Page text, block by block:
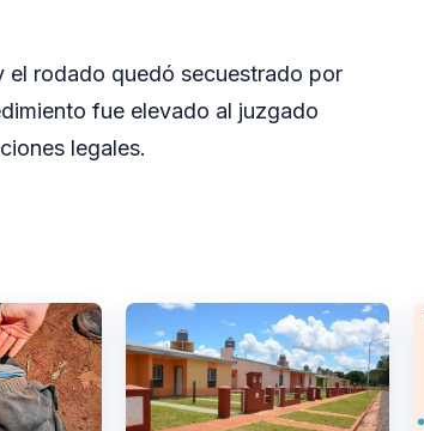
rodado quedó secuestrado por
fue elevado al juzgado
legales.